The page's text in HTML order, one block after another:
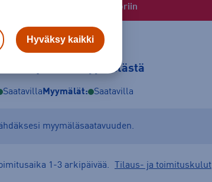
Lisää ostoskoriin
ja tilaa myymälästä
Saatavilla Myymälät: Saatavilla
myymäläsaatavuuden.
1-3 arkipäivää. Tilaus- ja toimituskulut
Hyväksy kaikki